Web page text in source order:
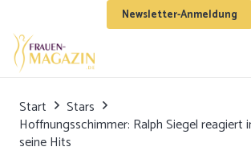
Newsletter-Anmeldung
Start
Stars
Hoffnungsschimmer: Ralph Siegel reagiert
seine Hits